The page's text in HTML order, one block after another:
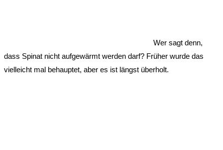
Wer sagt denn,
dass Spinat nicht aufgewärmt werden darf? Früher wurde das
vielleicht mal behauptet, aber es ist längst überholt.